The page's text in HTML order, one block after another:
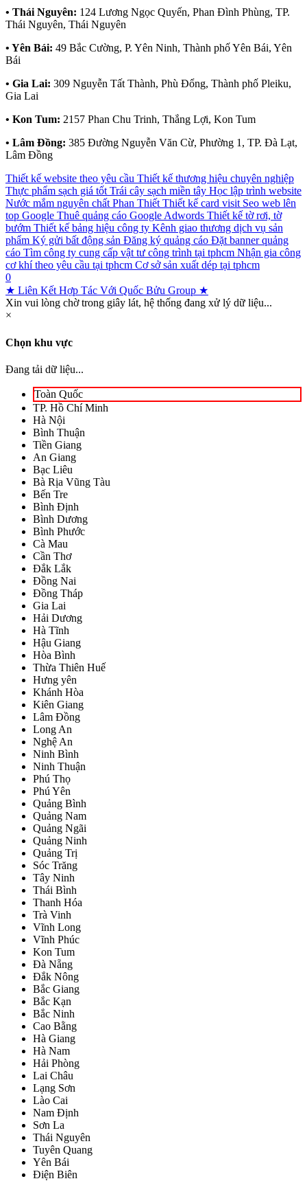
• Thái Nguyên: 124 Lương Ngọc Quyến, Phan Đình Phùng, TP.
Thái Nguyên, Thái Nguyên
• Yên Bái: 49 Bắc Cường, P. Yên Ninh, Thành phố Yên Bái, Yên
Bái
• Gia Lai: 309 Nguyễn Tất Thành, Phù Đổng, Thành phố Pleiku,
Gia Lai
• Kon Tum: 2157 Phan Chu Trinh, Thắng Lợi, Kon Tum
• Lâm Đồng: 385 Đường Nguyễn Văn Cừ, Phường 1, TP. Đà Lạt,
Lâm Đồng
Thiết kế website theo yêu cầu Thiết kế thương hiệu chuyên nghiệp
Thực phẩm sạch giá tốtTrái cây sạch miền tây Học lập trình website
Nước mắm nguyên chất Phan ThiếtThiết kế card visit Seo web lên
top Google Thuê quảng cáo Google Adwords Thiết kế tờ rơi, tờ
bướm Thiết kế bảng hiệu công ty Kênh giao thương dịch vụ sản
phẩm Ký gửi bất động sản Đăng ký quảng cáo Đặt banner quảng
cáo Tìm công ty cung cấp vật tư công trình tại tphcm Nhận gia công
cơ khí theo yêu cầu tại tphcm Cơ sở sản xuất dép tại tphcm
0
★ Liên Kết Hợp Tác Với Quốc Bửu Group ★
Xin vui lòng chờ trong giây lát, hệ thống đang xử lý dữ liệu...
×
Chọn khu vực
Đang tải dữ liệu...
Toàn Quốc
TP. Hồ Chí Minh
Hà Nội
Bình Thuận
Tiền Giang
An Giang
Bạc Liêu
Bà Rịa Vũng Tàu
Bến Tre
Bình Định
Bình Dương
Bình Phước
Cà Mau
Cần Thơ
Đắk Lắk
Đồng Nai
Đồng Tháp
Gia Lai
Hải Dương
Hà Tĩnh
Hậu Giang
Hòa Bình
Thừa Thiên Huế
Hưng yên
Khánh Hòa
Kiên Giang
Lâm Đồng
Long An
Nghệ An
Ninh Bình
Ninh Thuận
Phú Thọ
Phú Yên
Quảng Bình
Quảng Nam
Quảng Ngãi
Quảng Ninh
Quảng Trị
Sóc Trăng
Tây Ninh
Thái Bình
Thanh Hóa
Trà Vinh
Vĩnh Long
Vĩnh Phúc
Kon Tum
Đà Nẵng
Đắk Nông
Bắc Giang
Bắc Kạn
Bắc Ninh
Cao Bằng
Hà Giang
Hà Nam
Hải Phòng
Lai Châu
Lạng Sơn
Lào Cai
Nam Định
Sơn La
Thái Nguyên
Tuyên Quang
Yên Bái
Điện Biên